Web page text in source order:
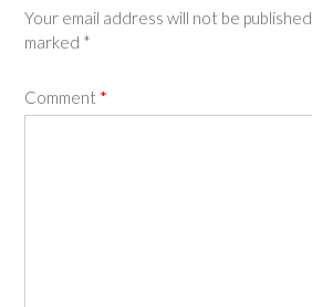
Your email address will not be published.
marked *
Comment *